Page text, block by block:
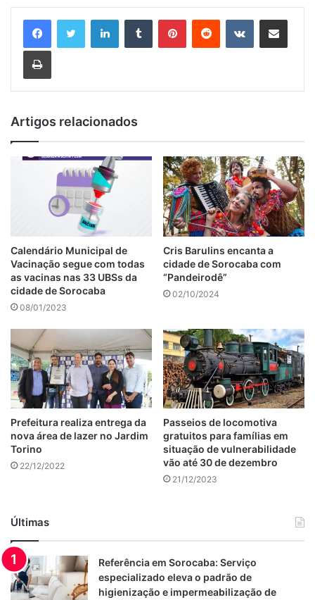
LinkedinTumblr PinterestReddit VK Compartilhar via e-mail
Imprimir
Artigos relacionados
Calendário Municipal de
Vacinação segue com todas
as vacinas nas 33 UBSs da
cidade de Sorocaba
08/01/2023
Cris Barulins encanta a
cidade de Sorocaba com
“Pandeirodê”
02/10/2024
Prefeitura realiza entrega da
nova área de lazer no Jardim
Torino
22/12/2022
Passeios de locomotiva
gratuitos para famílias em
situação de vulnerabilidade
vão até 30 de dezembro
21/12/2023
Últimas
Referência em Sorocaba: Serviço
especializado eleva o padrão de
higienização e impermeabilização de